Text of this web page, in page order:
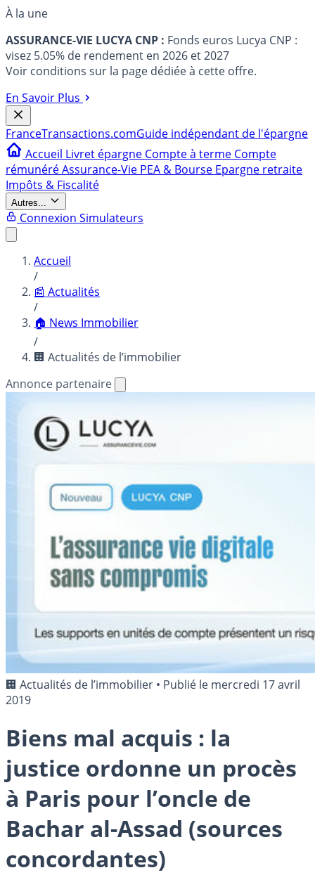
À la une
ASSURANCE-VIE LUCYA CNP : Fonds euros Lucya CNP :
visez 5.05% de rendement en 2026 et 2027
Voir conditions sur la page dédiée à cette offre.
En Savoir Plus
FranceTransactions.comGuide indépendant de l'épargne
Accueil Livret épargne Compte à terme Compte
rémunéréAssurance-Vie PEA & Bourse Epargne retraite
Impôts & Fiscalité
Autres...
Connexion Simulateurs
Accueil
/
📰 Actualités
/
🏠 News Immobilier
/
🏢 Actualités de l’immobilier
Annonce partenaire
🏢 Actualités de l’immobilier • Publié le mercredi 17 avril
2019
Biens mal acquis : la
justice ordonne un procès
à Paris pour l’oncle de
Bachar al-Assad (sources
concordantes)